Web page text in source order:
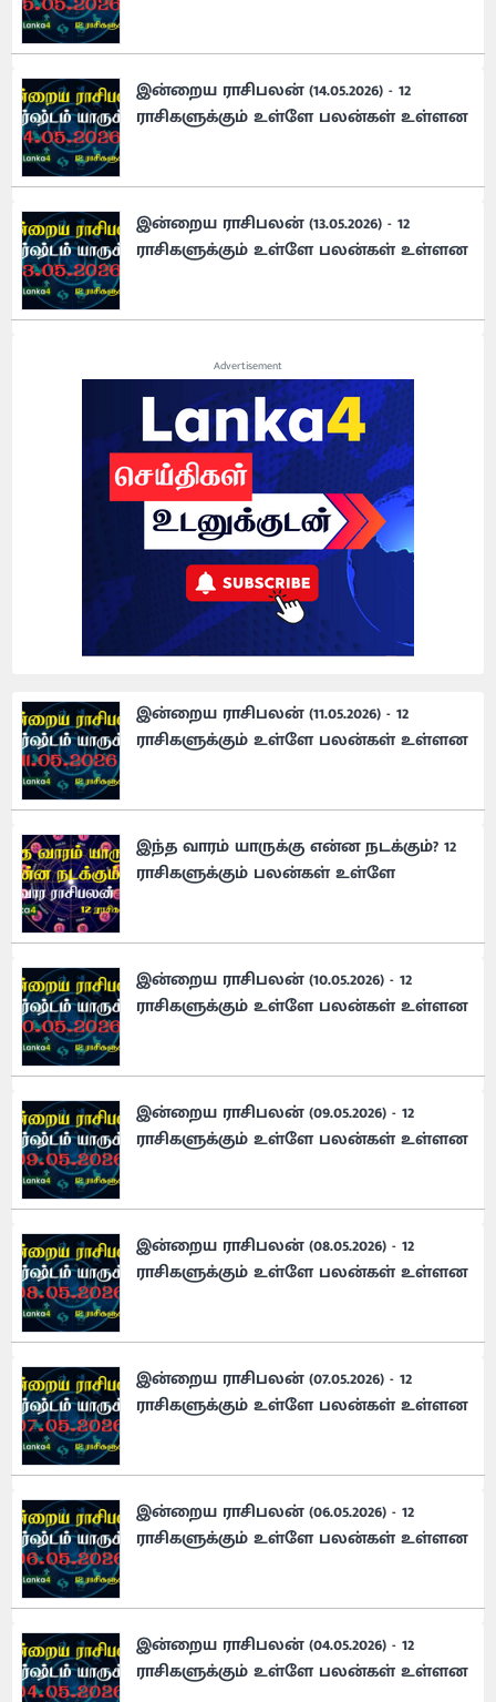
இன்றைய ராசிபலன் (14.05.2026) - 12
ராசிகளுக்கும் உள்ளே பலன்கள் உள்ளன
இன்றைய ராசிபலன் (13.05.2026) - 12
ராசிகளுக்கும் உள்ளே பலன்கள் உள்ளன
Advertisement
இன்றைய ராசிபலன் (11.05.2026) - 12
ராசிகளுக்கும் உள்ளே பலன்கள் உள்ளன
இந்த வாரம் யாருக்கு என்ன நடக்கும்? 12
ராசிகளுக்கும் பலன்கள் உள்ளே
இன்றைய ராசிபலன் (10.05.2026) - 12
ராசிகளுக்கும் உள்ளே பலன்கள் உள்ளன
இன்றைய ராசிபலன் (09.05.2026) - 12
ராசிகளுக்கும் உள்ளே பலன்கள் உள்ளன
இன்றைய ராசிபலன் (08.05.2026) - 12
ராசிகளுக்கும் உள்ளே பலன்கள் உள்ளன
இன்றைய ராசிபலன் (07.05.2026) - 12
ராசிகளுக்கும் உள்ளே பலன்கள் உள்ளன
இன்றைய ராசிபலன் (06.05.2026) - 12
ராசிகளுக்கும் உள்ளே பலன்கள் உள்ளன
இன்றைய ராசிபலன் (04.05.2026) - 12
ராசிகளுக்கும் உள்ளே பலன்கள் உள்ளன